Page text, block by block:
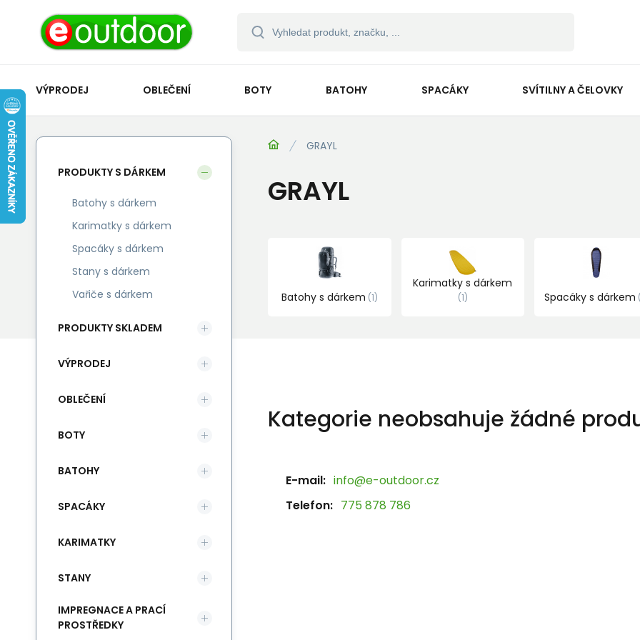
VÝPRODEJ OBLEČENÍ BOTY BATOHY SPACÁKY SVÍTILNY A ČELOVKY
GRAYL
GRAYL
Batohy s dárkem 1
Karimatky s dárkem
1 Spacáky s dárkem
Kategorie neobsahuje žádné
E-mail: info@e-outdoor.cz
Telefon: 775 878 786
PRODUKTY S DÁRKEM
Batohy s dárkem
Karimatky s dárkem
Spacáky s dárkem
Stany s dárkem
Vařiče s dárkem
PRODUKTY SKLADEM
VÝPRODEJ
OBLEČENÍ
BOTY
BATOHY
SPACÁKY
KARIMATKY
STANY
IMPREGNACE A PRACÍ
PROSTŘEDKY